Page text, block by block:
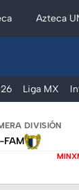
Azteca
Liga MX
DIVISIÓN
-FAM